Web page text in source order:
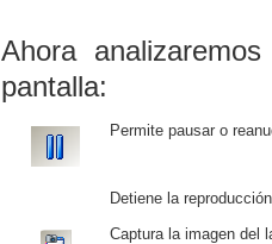
Ahora
pantalla:
Permite pausar o
Detiene la
Captura la imagen del